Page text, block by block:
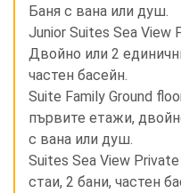
Баня с вана или душ.
Junior Suites Sea
Двойно или 2
частен басейн.
Suite Family Ground
първите етажи,
с вана или душ.
Suites Sea View
стаи, 2 бани, частен